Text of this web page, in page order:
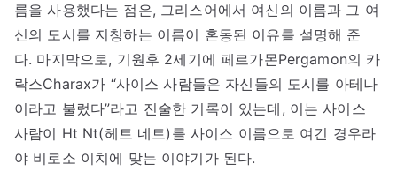
름을 사용했다는 점은, 그리스어에서 여신의 이름과 그 여
신의 도시를 지칭하는 이름이 혼동된 이유를 설명해 준
다. 마지막으로, 기원후 2세기에 페르가몬Pergamon의 카
락스Charax가 “사이스 사람들은 자신들의 도시를 아테나
이라고 불렀다”라고 진술한 기록이 있는데, 이는 사이스
사람이 Ht Nt(헤트 네트)를 사이스 이름으로 여긴 경우라
야 비로소 이치에 맞는 이야기가 된다.